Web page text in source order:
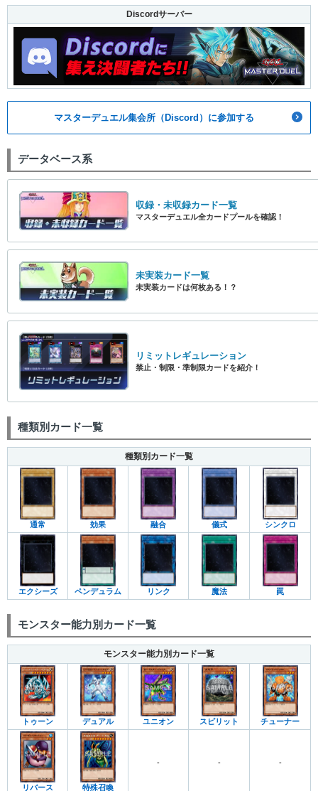
Discordサーバー
マスターデュエル集会所（Discord）に参加する
データベース系
収録・未収録カード一覧
マスターデュエル全カードプールを確認！
未実装カード一覧
未実装カードは何枚ある！？
リミットレギュレーション
禁止・制限・準制限カードを紹介！
種類別カード一覧
種類別カード一覧
通常 効果 融合 儀式 シンクロ
エクシーズ ペンデュラム リンク 魔法 罠
モンスター能力別カード一覧
モンスター能力別カード一覧
トゥーン デュアル ユニオン スピリット チューナー
リバース 特殊召喚
- - -